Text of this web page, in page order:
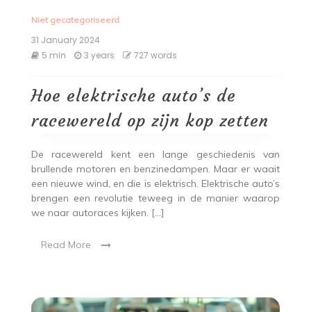
Niet gecategoriseerd
31 January 2024
5 min
3 years 727 words
Hoe elektrische auto’s de
racewereld op zijn kop zetten
De racewereld kent een lange geschiedenis van
brullende motoren en benzinedampen. Maar er waait
een nieuwe wind, en die is elektrisch. Elektrische auto’s
brengen een revolutie teweeg in de manier waarop
we naar autoraces kijken. […]
Read More